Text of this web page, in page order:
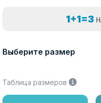
1+1=3
Выберите размер
Таблица размеров